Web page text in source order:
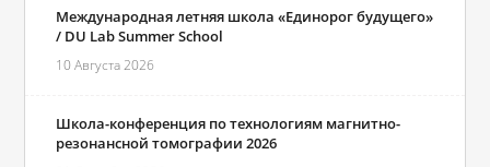
Международная летняя школа «Единорог будущего»
/ DU Lab Summer School
10 Августа 2026
Школа-конференция по технологиям магнитно-
резонансной томографии 2026